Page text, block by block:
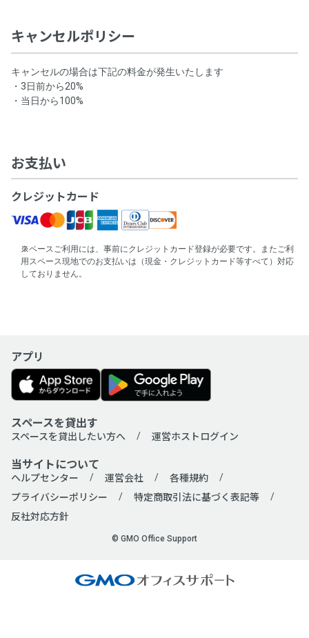
キャンセルポリシー
キャンセルの場合は下記の料金が発生いたします
・3日前から20%
・当日から100%
お支払い
クレジットカード
スペースご利用には、事前にクレジットカード登録が必要です。またご利
用スペース現地でのお支払いは（現金・クレジットカード等すべて）対応
しておりません。
アプリ
スペースを貸出す
スペースを貸出したい方へ 運営ホストログイン
当サイトについて
ヘルプセンター 運営会社
各種規約
プライバシーポリシー
特定商取引法に基づく表記等
反社対応方針
© GMO Office Support